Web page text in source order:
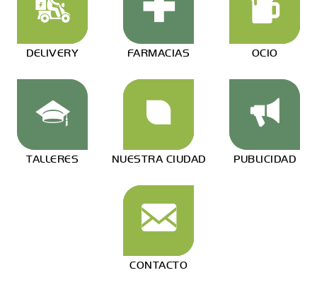
DELIVERY FARMACIAS OCIO
TALLERES NUESTRA CIUDAD PUBLICIDAD
CONTACTO